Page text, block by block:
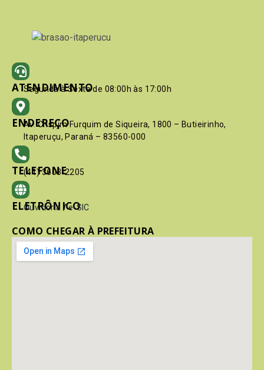
ATENDIMENTO
Segunda à Sexta de 08:00h às 17:00h
ENDEREÇO
Av. Crispim Furquim de Siqueira, 1800 – Butieirinho,
Itaperuçu, Paraná – 83560-000
TELEFONE
(41) 3603-2205
ELETRÔNICO
Ouvidoria / e-SIC
COMO CHEGAR À PREFEITURA